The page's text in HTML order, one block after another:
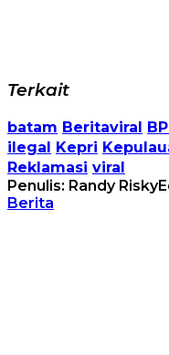
Terkait
batam Beritaviral
ilegal
Kepri
Reklamasi viral
Penulis: Randy Risky
Berita